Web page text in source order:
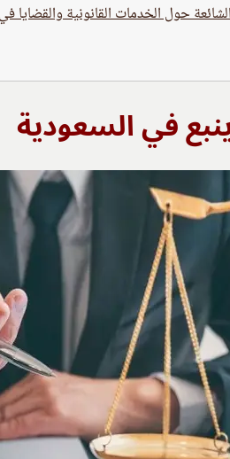
حول الخدمات القانونية والقضايا
في السعودية